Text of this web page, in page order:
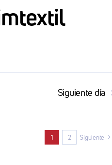
Siguiente día
1 2 Siguiente